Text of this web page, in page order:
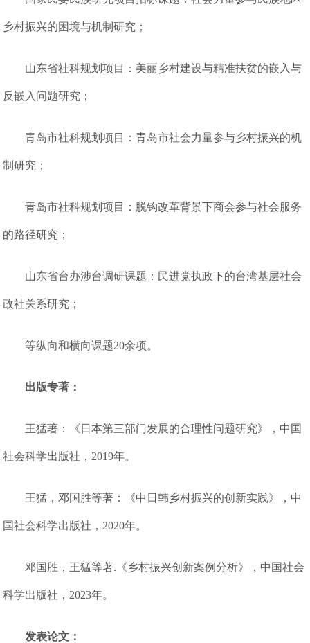
乡村振兴的困境与机制研究；
山东省社科规划项目：美丽乡村建设与精准扶贫的嵌入与
反嵌入问题研究；
青岛市社科规划项目：青岛市社会力量参与乡村振兴的机
制研究；
青岛市社科规划项目：脱钩改革背景下商会参与社会服务
的路径研究；
山东省台办涉台调研课题：民进党执政下的台湾基层社会
政社关系研究；
等纵向和横向课题20余项。
出版专著：
王猛著：《日本第三部门发展的合理性问题研究》，中国
社会科学出版社，2019年。
王猛，邓国胜等著：《中日韩乡村振兴的创新实践》，中
国社会科学出版社，2020年。
邓国胜，王猛等著.《乡村振兴创新案例分析》，中国社会
科学出版社，2023年。
发表论文：